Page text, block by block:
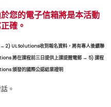
您的電子信箱將是本活動
確。
2) UL Solutions收到報名資料，將有專人後續聯
將在課程前三日提供上課提醒電郵 → 5) 課程
頒發的國際公認結業證明
。